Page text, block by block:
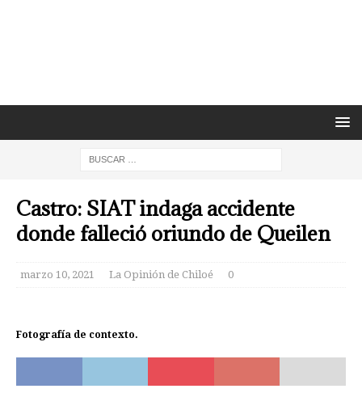
Castro: SIAT indaga accidente
donde falleció oriundo de Queilen
marzo 10, 2021 La Opinión de Chiloé 0
Fotografía de contexto.